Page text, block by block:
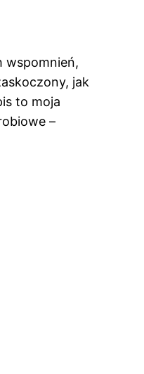
wspomnień,
jak
to moja
–